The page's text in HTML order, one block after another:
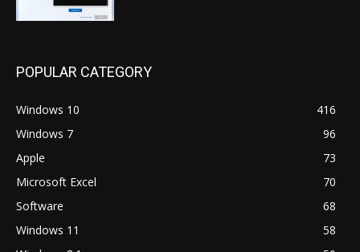
POPULAR CATEGORY
Windows 10
416
Windows 7
96
Apple
73
Microsoft Excel
70
Software
68
Windows 11
58